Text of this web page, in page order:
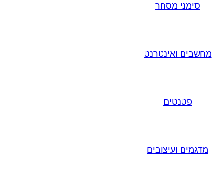
סימני מסחר
מחשבים ואינטרנט
פטנטים
מדגמים ועיצובים